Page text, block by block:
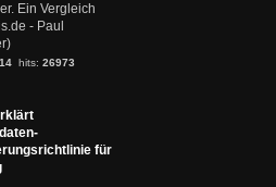
Ein Vergleich
- Paul
hits: 26973
für